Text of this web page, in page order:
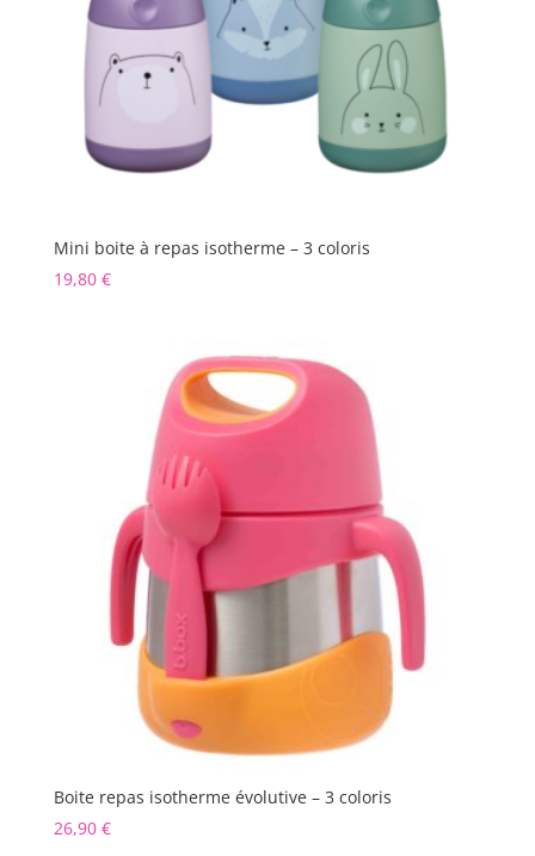
Mini boite à repas isotherme – 3 coloris
19,80 €
Boite repas isotherme évolutive – 3 coloris
26,90 €